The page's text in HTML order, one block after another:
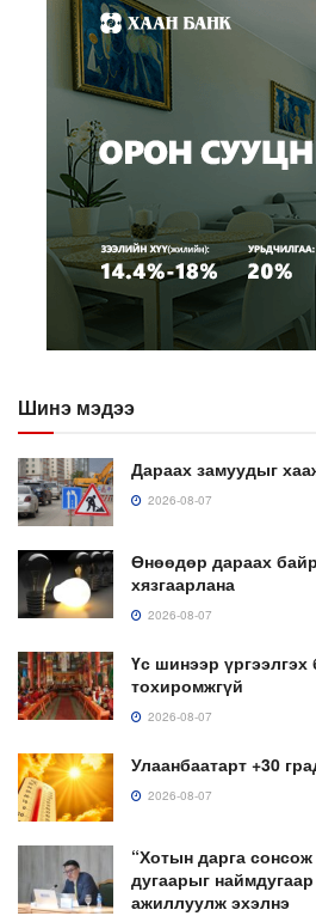
Шинэ мэдээ
Дараах замуудыг
2026-08-07
Өнөөдөр дараах
хязгаарлана
2026-08-07
Үс шинээр
тохиромжгүй
2026-08-07
Улаанбаатарт +30
2026-08-07
“Хотын дарга сонсож
дугаарыг
ажиллуулж эхэлнэ